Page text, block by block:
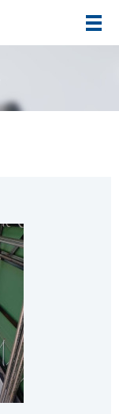
メ